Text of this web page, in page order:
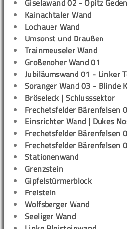
Giselawand 02 - Opitz
Kainachtaler Wand
Lochauer Wand
Umsonst und Draußen
Trainmeuseler Wand
Großenoher Wand 01
Jubiläumswand 01 - Linker
Soranger Wand 03 - Blinde
Bröseleck | Schlusssektor
Frechetsfelder Bärenfelsen
Einsrichter Wand | Dukes
Frechetsfelder Bärenfelsen
Frechetsfelder Bärenfelsen
Stationenwand
Grenzstein
Gipfelstürmerblock
Freistein
Wolfsberger Wand
Seeliger Wand